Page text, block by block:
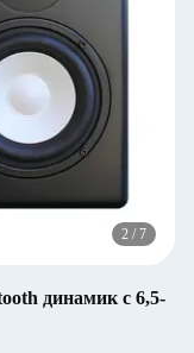
2 / 7
динамик с 6,5-